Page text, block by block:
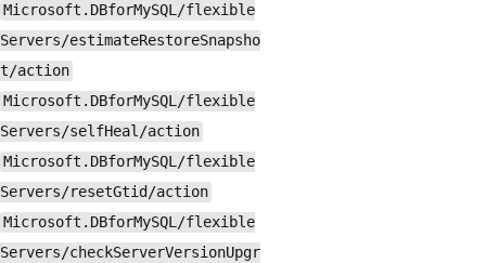
Microsoft.DBforMySQL/flexible
Servers/estimateRestoreSnapsho
t/action
Microsoft.DBforMySQL/flexible
Servers/selfHeal/action
Microsoft.DBforMySQL/flexible
Servers/resetGtid/action
Microsoft.DBforMySQL/flexible
Servers/checkServerVersionUpgr